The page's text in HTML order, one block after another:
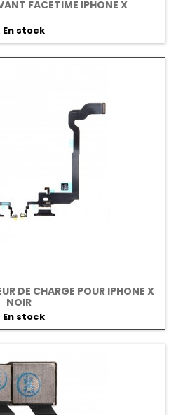
FACETIME IPHONE X
En stock
DE CHARGE POUR IPHONE X
NOIR
En stock